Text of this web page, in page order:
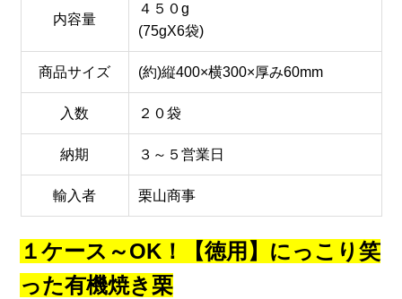
内容量
４５０g
(75gX6袋)
商品サイズ (約)縦400×横300×厚み60mm
入数 ２０袋
納期 ３～５営業日
輸入者 栗山商事
１ケース～OK！【徳用】にっこり笑
った有機焼き栗